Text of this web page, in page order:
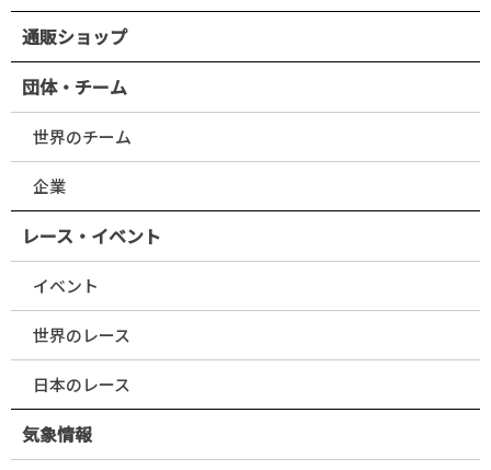
通販ショップ
団体・チーム
世界のチーム
企業
レース・イベント
イベント
世界のレース
日本のレース
気象情報